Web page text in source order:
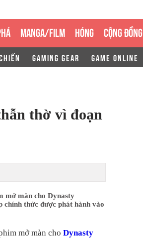
MANGA/FILM HÓNG CỘNG ĐỒNG
GAMING GEAR GAME ONLINE
thờ vì đoạn
mở màn cho Dynasty
chính thức được phát hành vào
mở màn cho Dynasty